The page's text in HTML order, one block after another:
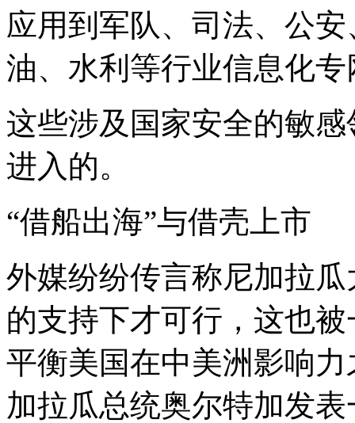
应用到军队、司法、公
油、水利等行业信息化
这些涉及国家安全的敏
进入的。
“借船出海”与借壳上市
外媒纷纷传言称尼加拉
的支持下才可行，这也
平衡美国在中美洲影响
加拉瓜总统奥尔特加发